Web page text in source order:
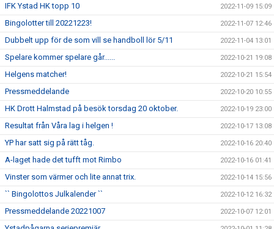
IFK Ystad HK topp 10 2022-11-09 15:09
Bingolotter till 20221223! 2022-11-07 12:46
Dubbelt upp för de som vill se handboll lör 5/11 2022-11-04 13:01
Spelare kommer spelare går...... 2022-10-21 19:08
Helgens matcher! 2022-10-21 15:54
Pressmeddelande 2022-10-20 10:55
HK Drott Halmstad på besök torsdag 20 oktober. 2022-10-19 23:00
Resultat från Våra lag i helgen ! 2022-10-17 13:08
YP har satt sig på rätt tåg. 2022-10-16 20:40
A-laget hade det tufft mot Rimbo 2022-10-16 01:41
Vinster som värmer och lite annat trix. 2022-10-14 15:56
`` Bingolottos Julkalender `` 2022-10-12 16:32
Pressmeddelande 20221007 2022-10-07 12:01